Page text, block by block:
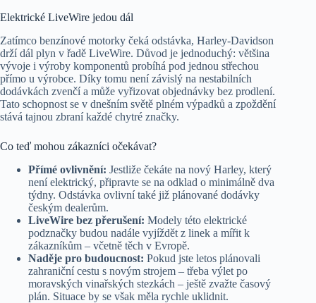
Elektrické LiveWire jedou dál
Zatímco benzínové motorky čeká odstávka, Harley-Davidson
drží dál plyn v řadě LiveWire. Důvod je jednoduchý: většina
vývoje i výroby komponentů probíhá pod jednou střechou
přímo u výrobce. Díky tomu není závislý na nestabilních
dodávkách zvenčí a může vyřizovat objednávky bez prodlení.
Tato schopnost se v dnešním světě plném výpadků a zpoždění
stává tajnou zbraní každé chytré značky.
Co teď mohou zákazníci očekávat?
Přímé ovlivnění: Jestliže čekáte na nový Harley, který
není elektrický, připravte se na odklad o minimálně dva
týdny. Odstávka ovlivní také již plánované dodávky
českým dealerům.
LiveWire bez přerušení: Modely této elektrické
podznačky budou nadále vyjíždět z linek a mířit k
zákazníkům – včetně těch v Evropě.
Naděje pro budoucnost: Pokud jste letos plánovali
zahraniční cestu s novým strojem – třeba výlet po
moravských vinařských stezkách – ještě zvažte časový
plán. Situace by se však měla rychle uklidnit.